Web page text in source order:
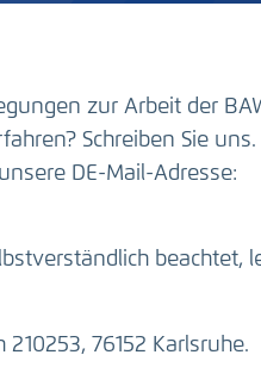
zur Arbeit der
Schreiben Sie
DE-Mail-Adresse:
beachtet,
76152 Karlsruhe.